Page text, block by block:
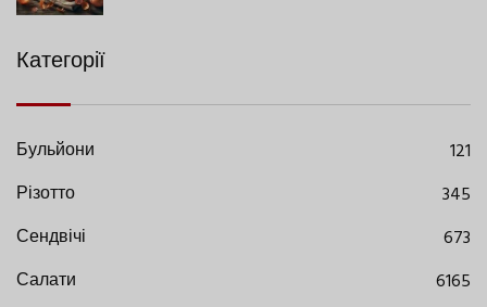
Категорії
Бульйони
121
Різотто
345
Сендвічі
673
Салати
6165